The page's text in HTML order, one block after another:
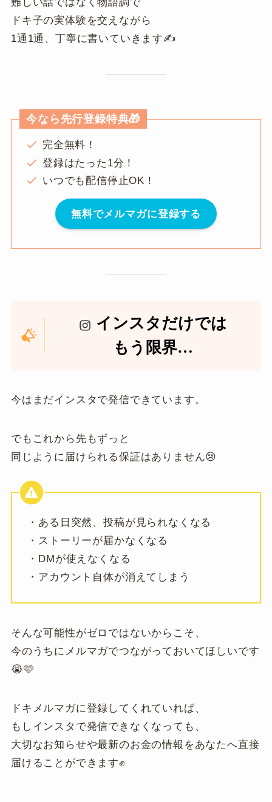
ドキ子の実体験を交えながら
1通1通、丁寧に書いていきます✍️
今なら先行登録特典🎁
完全無料！
登録はたった1分！
いつでも配信停止OK！
無料でメルマガに登録する
インスタだけでは
もう限界…
今はまだインスタで発信できています。
でもこれから先もずっと
同じように届けられる保証はありません😢
・ある日突然、投稿が見られなくなる
・ストーリーが届かなくなる
・DMが使えなくなる
・アカウント自体が消えてしまう
そんな可能性がゼロではないからこそ、
今のうちにメルマガでつながっておいてほしいです
😭🩷
ドキメルマガに登録してくれていれば、
もしインスタで発信できなくなっても、
大切なお知らせや最新のお金の情報をあなたへ直接
届けることができます✊